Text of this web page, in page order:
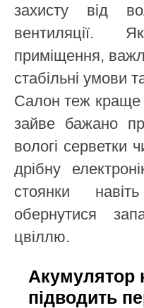
захисту від
вентиляції.
приміщення,
стабільні умови
Салон теж краще
зайве бажано
вологі серветки
дрібну
стоянки
обернутися
цвіллю.
Акумулятор
підводить